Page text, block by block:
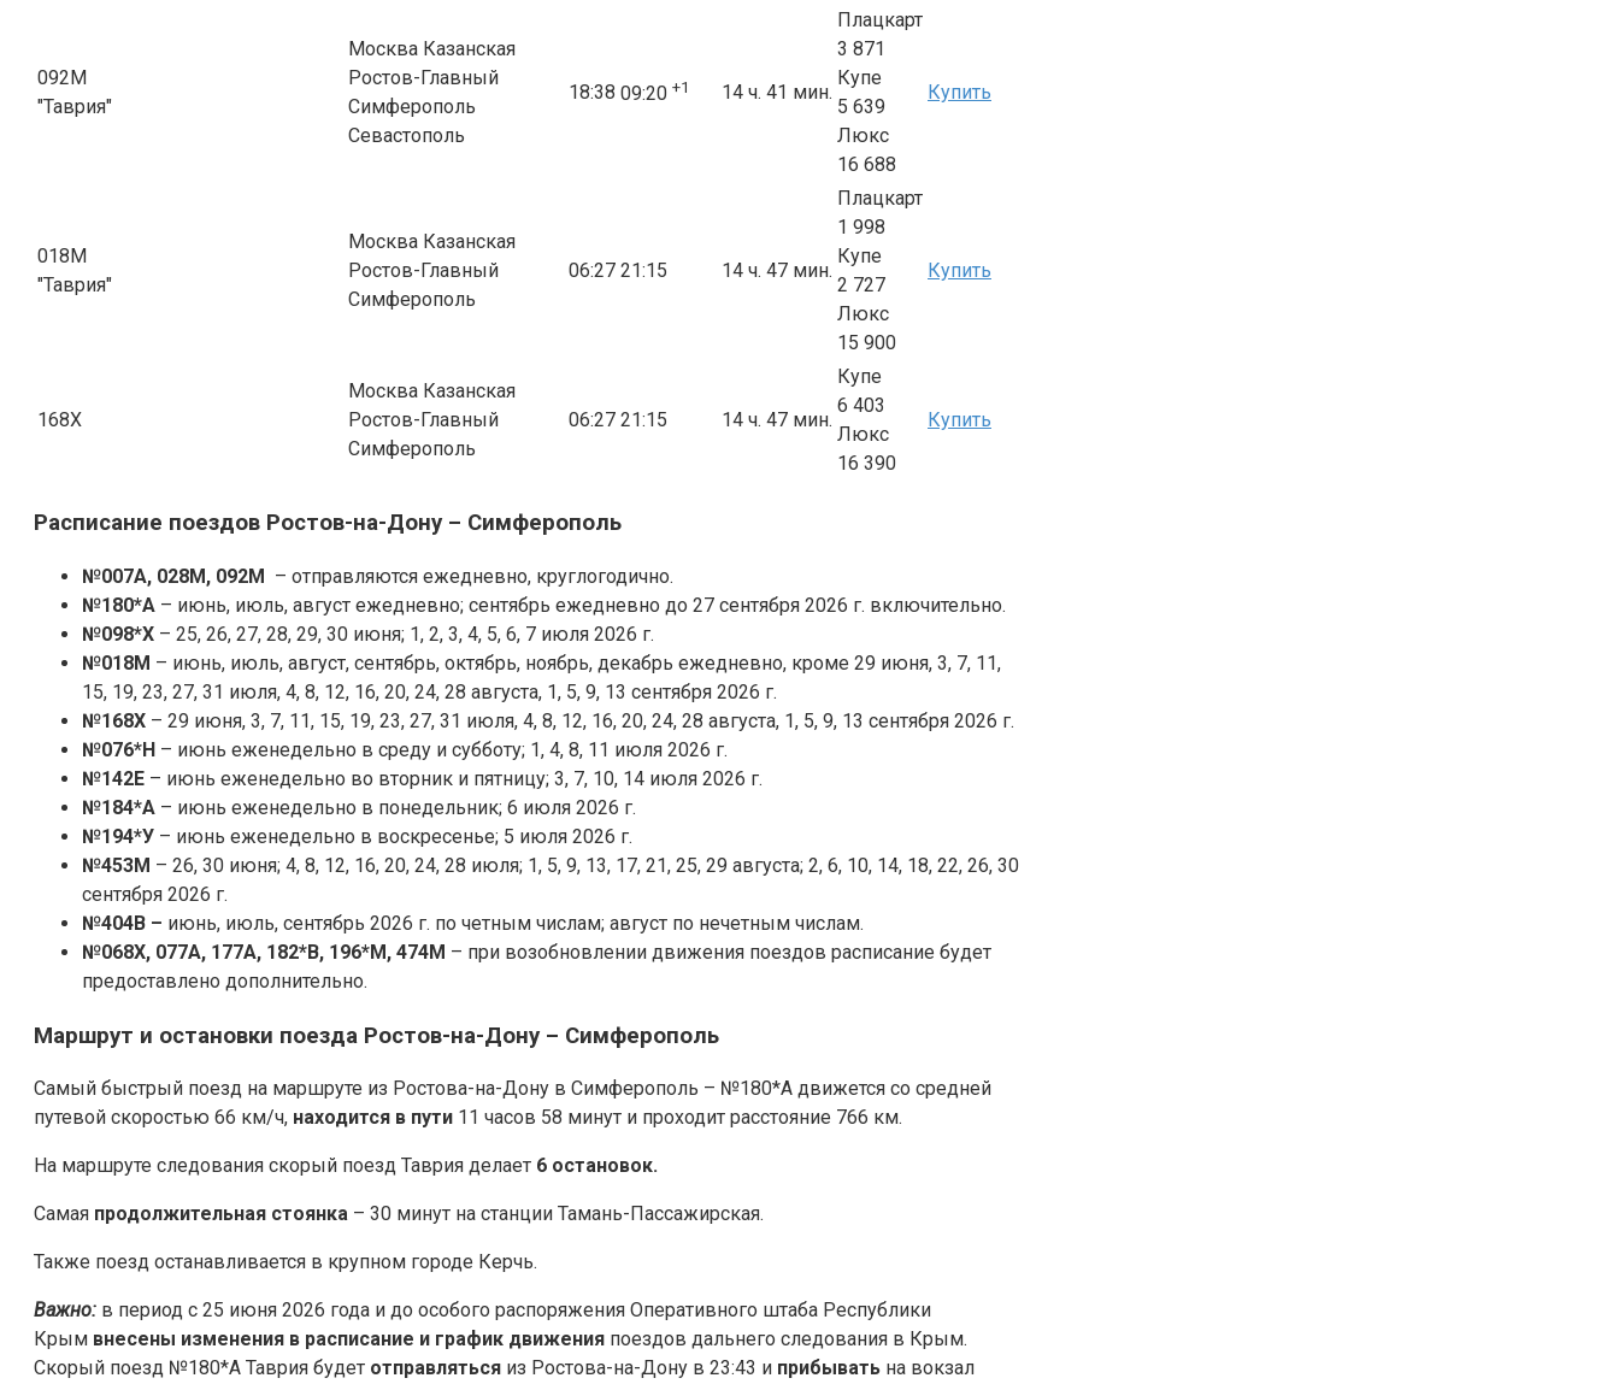
092М
"Таврия"
Москва Казанская
Ростов-Главный
Симферополь
Севастополь
18:38 09:20 +1 14 ч. 41 мин.
Плацкарт
3 871
Купе
5 639
Люкс
16 688
Купить
018М
"Таврия"
Москва Казанская
Ростов-Главный
Симферополь
06:27 21:15 14 ч. 47 мин.
Плацкарт
1 998
Купе
2 727
Люкс
15 900
Купить
168Х
Москва Казанская
Ростов-Главный
Симферополь
06:27 21:15 14 ч. 47 мин.
Купе
6 403
Люкс
16 390
Купить
Расписание поездов Ростов-на-Дону – Симферополь
№007А, 028М, 092М – отправляются ежедневно, круглогодично.
№180*А – июнь, июль, август ежедневно; сентябрь ежедневно до 27 сентября 2026 г. включительно.
№098*Х – 25, 26, 27, 28, 29, 30 июня; 1, 2, 3, 4, 5, 6, 7 июля 2026 г.
№018М – июнь, июль, август, сентябрь, октябрь, ноябрь, декабрь ежедневно, кроме 29 июня, 3, 7, 11,
15, 19, 23, 27, 31 июля, 4, 8, 12, 16, 20, 24, 28 августа, 1, 5, 9, 13 сентября 2026 г.
№168Х – 29 июня, 3, 7, 11, 15, 19, 23, 27, 31 июля, 4, 8, 12, 16, 20, 24, 28 августа, 1, 5, 9, 13 сентября 2026 г.
№076*Н – июнь еженедельно в среду и субботу; 1, 4, 8, 11 июля 2026 г.
№142Е – июнь еженедельно во вторник и пятницу; 3, 7, 10, 14 июля 2026 г.
№184*А – июнь еженедельно в понедельник; 6 июля 2026 г.
№194*У – июнь еженедельно в воскресенье; 5 июля 2026 г.
№453М – 26, 30 июня; 4, 8, 12, 16, 20, 24, 28 июля; 1, 5, 9, 13, 17, 21, 25, 29 августа; 2, 6, 10, 14, 18, 22, 26, 30
сентября 2026 г.
№404В – июнь, июль, сентябрь 2026 г. по четным числам; август по нечетным числам.
№068Х, 077А, 177А, 182*В, 196*М, 474М – при возобновлении движения поездов расписание будет
предоставлено дополнительно.
Маршрут и остановки поезда Ростов-на-Дону – Симферополь
Самый быстрый поезд на маршруте из Ростова-на-Дону в Симферополь – №180*А движется со средней
путевой скоростью 66 км/ч, находится в пути 11 часов 58 минут и проходит расстояние 766 км.
На маршруте следования скорый поезд Таврия делает 6 остановок.
Самая продолжительная стоянка – 30 минут на станции Тамань-Пассажирская.
Также поезд останавливается в крупном городе Керчь.
Важно: в период с 25 июня 2026 года и до особого распоряжения Оперативного штаба Республики
Крым внесены изменения в расписание и график движения поездов дальнего следования в Крым.
Скорый поезд №180*А Таврия будет отправляться из Ростова-на-Дону в 23:43 и прибывать на вокзал